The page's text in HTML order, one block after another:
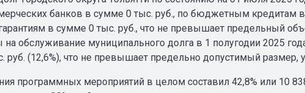
банков в сумме 0 тыс. руб., по бюджетным кредитам
в сумме 0 тыс. руб., что не превышает предельный
на обслуживание муниципального долга в 1 полугодии 2025
руб. (12,6%), что не превышает предельно допустимый
программных мероприятий в целом составил 42,8% или 10